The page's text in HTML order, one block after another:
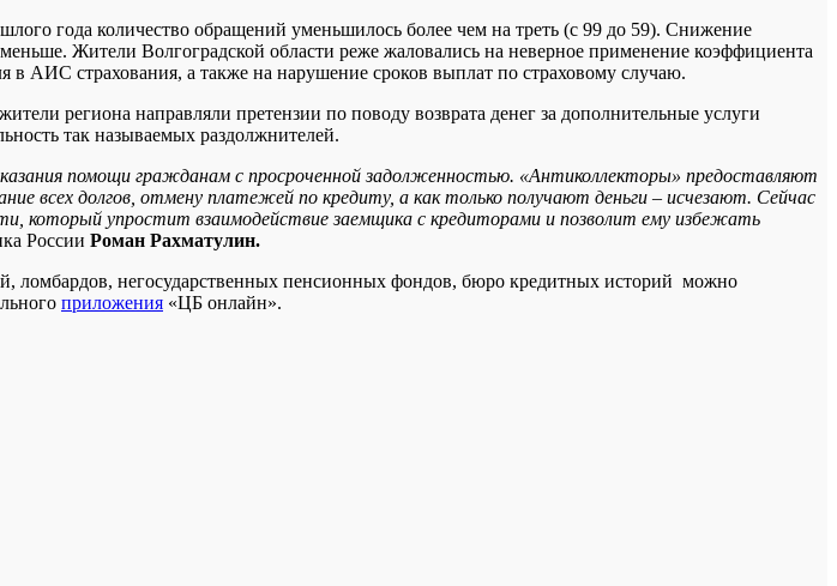
года количество обращений уменьшилось более чем на треть (с 99 до 59). Снижение
Жители Волгоградской области реже жаловались на неверное применение коэффициента
в АИС страхования, а также на нарушение сроков выплат по страховому случаю.
региона направляли претензии по поводу возврата денег за дополнительные услуги
так называемых раздолжнителей.
помощи гражданам с просроченной задолженностью. «Антиколлекторы» предоставляют
всех долгов, отмену платежей по кредиту, а как только получают деньги – исчезают. Сейчас
который упростит взаимодействие заемщика с кредиторами и позволит ему избежать
России Роман Рахматулин.
негосударственных пенсионных фондов, бюро кредитных историй можно
приложения «ЦБ онлайн».